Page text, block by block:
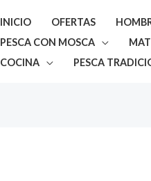
INICIO OFERTAS
PESCA CON MOSCA
COCINA
PESCA